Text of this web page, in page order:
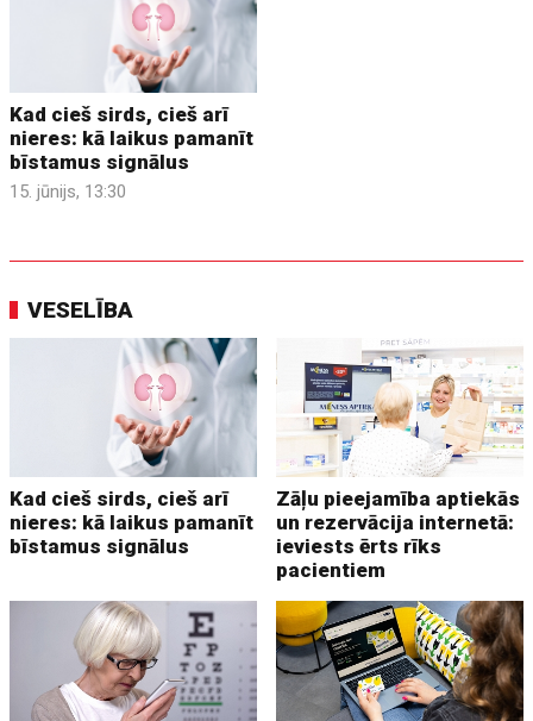
Kad cieš sirds, cieš arī
nieres: kā laikus pamanīt
bīstamus signālus
15. jūnijs, 13:30
VESELĪBA
Kad cieš sirds, cieš arī
nieres: kā laikus pamanīt
bīstamus signālus
Zāļu pieejamība aptiekās
un rezervācija internetā:
ieviests ērts rīks
pacientiem